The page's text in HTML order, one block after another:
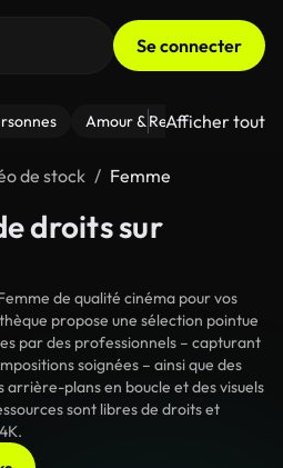
Se connecter
Amour & Relations Le
Afficher tout
de stock Femme
droits sur
de qualité cinéma pour vos
propose une sélection pointue
par des professionnels – capturant
soignées – ainsi que des
arrière-plans en boucle et des visuels
sont libres de droits et